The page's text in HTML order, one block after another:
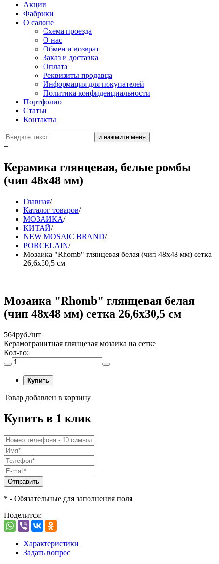
Акции
Фабрики
О салоне
Схема проезда
О нас
Обмен и возврат
Заказ и доставка
Оплата
Реквизиты продавца
Информация для покупателей
Политика конфиденциальности
Портфолио
Статьи
Контакты
+
Керамика глянцевая, белые ромбы
(чип 48х48 мм)
Главная/
Каталог товаров/
МОЗАИКА/
КИТАЙ/
NEW MOSAIC BRAND/
PORCELAIN/
Мозаика "Rhomb" глянцевая белая (чип 48х48 мм) сетка
26,6х30,5 см
Мозаика "Rhomb" глянцевая белая
(чип 48х48 мм) сетка 26,6х30,5 см
564руб./шт
Керамогранитная глянцевая мозаика на сетке
Кол-во:
Купить
Товар добавлен в корзину
Купить в 1 клик
Отправить
* - Обязательные для заполнения поля
Поделится:
Характеристики
Задать вопрос